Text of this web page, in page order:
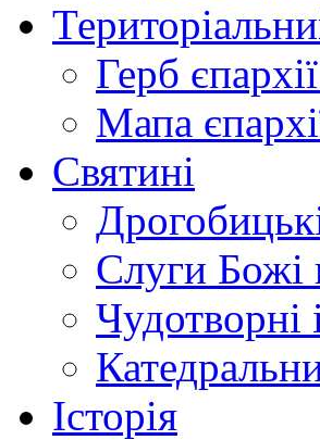
Герб єпархії
Мапа
Святині
Слуги Божі
Чудотворні
Історія